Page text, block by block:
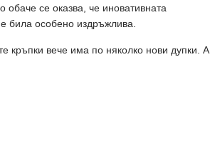
се оказва, че иновативната
била особено издръжлива.
кръпки вече има по няколко нови дупки. А